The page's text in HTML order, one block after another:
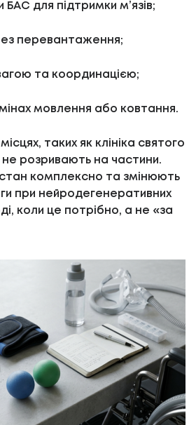
БАС для підтримки м’язів;
перевантаження;
та координацією;
мовлення або ковтання.
таких як клініка святого
не розривають на частини.
комплексно та змінюють
при нейродегенеративних
коли це потрібно, а не «за